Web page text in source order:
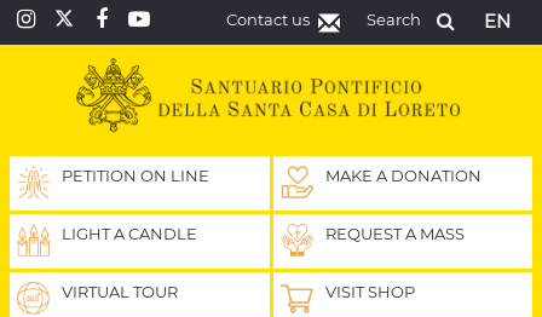
EN
Search
Contact us
PETITION ON LINE MAKE A DONATION
LIGHT A CANDLE REQUEST A MASS
VIRTUAL TOUR VISIT SHOP